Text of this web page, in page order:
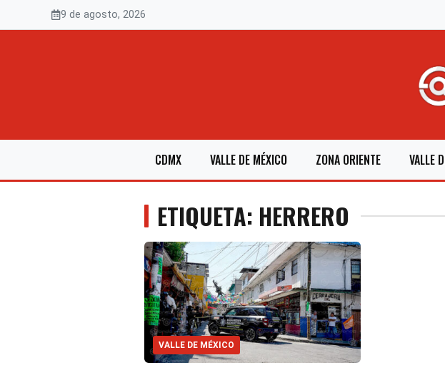
9 de agosto, 2026
CDMX VALLE DE MÉXICO ZONA ORIENTE VALLE
ETIQUETA: HERRERO
VALLE DE MÉXICO